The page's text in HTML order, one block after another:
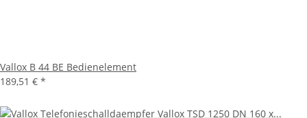
Vallox B 44 BE Bedienelement
189,51 € *